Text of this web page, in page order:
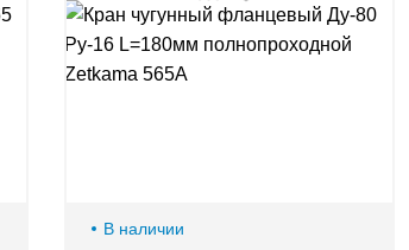
В наличии